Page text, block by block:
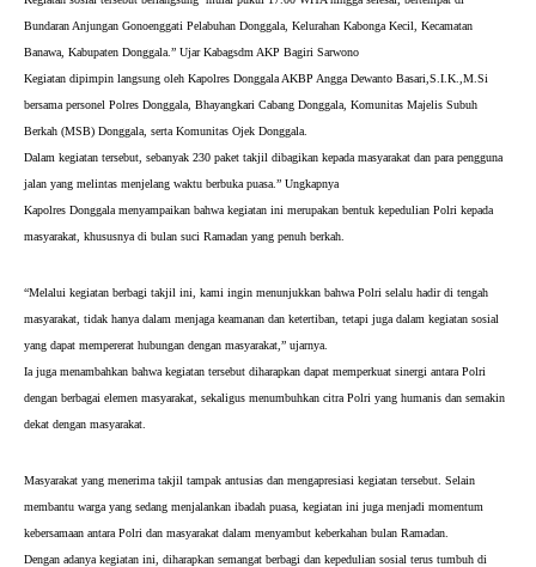
Bundaran Anjungan Gonoenggati Pelabuhan Donggala, Kelurahan Kabonga Kecil, Kecamatan
Banawa, Kabupaten Donggala.” Ujar Kabagsdm AKP Bagiri Sarwono
Kegiatan dipimpin langsung oleh Kapolres Donggala AKBP Angga Dewanto Basari,S.I.K.,M.Si
bersama personel Polres Donggala, Bhayangkari Cabang Donggala, Komunitas Majelis Subuh
Berkah (MSB) Donggala, serta Komunitas Ojek Donggala.
Dalam kegiatan tersebut, sebanyak 230 paket takjil dibagikan kepada masyarakat dan para pengguna
jalan yang melintas menjelang waktu berbuka puasa.” Ungkapnya
Kapolres Donggala menyampaikan bahwa kegiatan ini merupakan bentuk kepedulian Polri kepada
masyarakat, khususnya di bulan suci Ramadan yang penuh berkah.
“Melalui kegiatan berbagi takjil ini, kami ingin menunjukkan bahwa Polri selalu hadir di tengah
masyarakat, tidak hanya dalam menjaga keamanan dan ketertiban, tetapi juga dalam kegiatan sosial
yang dapat mempererat hubungan dengan masyarakat,” ujarnya.
Ia juga menambahkan bahwa kegiatan tersebut diharapkan dapat memperkuat sinergi antara Polri
dengan berbagai elemen masyarakat, sekaligus menumbuhkan citra Polri yang humanis dan semakin
dekat dengan masyarakat.
Masyarakat yang menerima takjil tampak antusias dan mengapresiasi kegiatan tersebut. Selain
membantu warga yang sedang menjalankan ibadah puasa, kegiatan ini juga menjadi momentum
kebersamaan antara Polri dan masyarakat dalam menyambut keberkahan bulan Ramadan.
Dengan adanya kegiatan ini, diharapkan semangat berbagi dan kepedulian sosial terus tumbuh di